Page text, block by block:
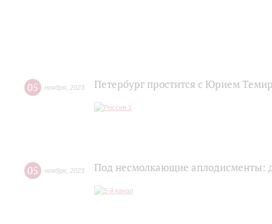
05 ноября 2023 Петербург простится с Юрием
05 ноября 2023 Под несмолкающие аплодисменты: